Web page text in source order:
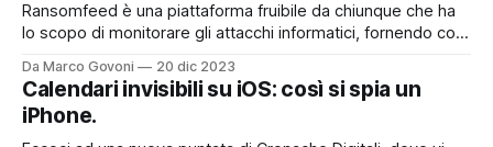
Ransomfeed è una piattaforma fruibile da chiunque che ha
lo scopo di monitorare gli attacchi informatici, fornendo così
security, ma non solo. E' anche uno strumento divulgativo
che permette a tutti quanti di poter accedere ad
informazioni che spesso
Da Marco Govoni 20 dic 2023
Calendari invisibili su iOS: così si spia un
iPhone.